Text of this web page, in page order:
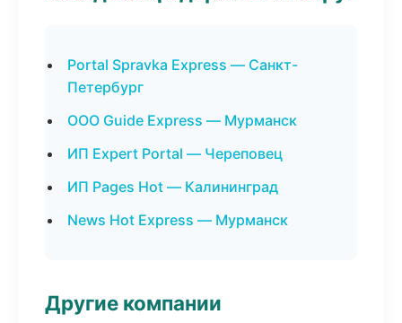
Portal Spravka Express — Санкт-
Петербург
ООО Guide Express — Мурманск
ИП Expert Portal — Череповец
ИП Pages Hot — Калининград
News Hot Express — Мурманск
Другие компании